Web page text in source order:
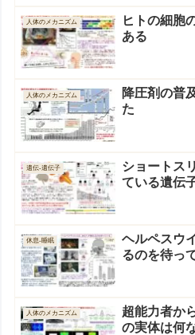
人体のメカニズム
ヒトの細胞
ある
人体のメカニズム
降圧剤の普
た
遺伝-遺伝子
ショートス
ている遺伝
休息-睡眠
ヘルペスウ
るのを待っ
人体のメカニズム
超能力者か
の実体は何